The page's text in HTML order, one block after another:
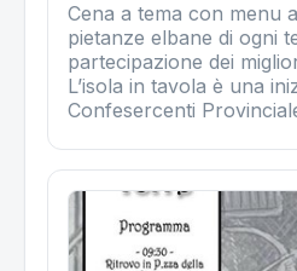
Cena a tema con menu
pietanze elbane di ogni
partecipazione dei
L’isola in tavola è una
Confesercenti